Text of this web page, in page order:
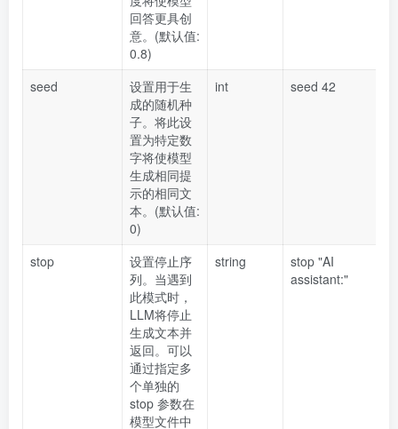
回答更具创
意。(默认值:
0.8)
seed
设置用于生
成的随机种
子。将此设
置为特定数
字将使模型
生成相同提
示的相同文
本。(默认值:
0)
int seed 42
stop
设置停止序
列。当遇到
此模式时，
LLM将停止
生成文本并
返回。可以
通过指定多
个单独的
stop 参数在
模型文件中
string
stop "AI
assistant:"